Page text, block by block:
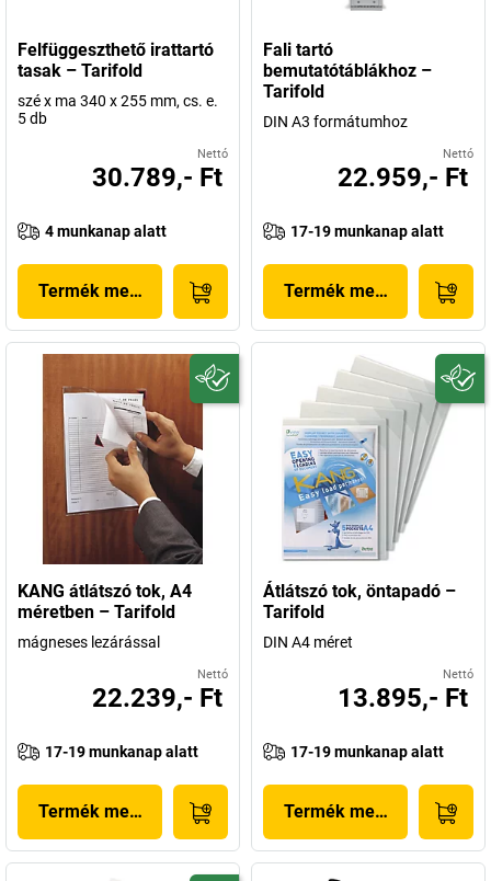
Felfüggeszthető irattartó
tasak – Tarifold
szé x ma 340 x 255 mm, cs. e.
5 db
Nettó
30.789,- Ft
4 munkanap alatt
Termék megjelenítése
Fali tartó
bemutatótáblákhoz –
Tarifold
DIN A3 formátumhoz
Nettó
22.959,- Ft
17-19 munkanap alatt
Termék megjelenítése
KANG átlátszó tok, A4
méretben – Tarifold
mágneses lezárással
Nettó
22.239,- Ft
17-19 munkanap alatt
Termék megjelenítése
Átlátszó tok, öntapadó –
Tarifold
DIN A4 méret
Nettó
13.895,- Ft
17-19 munkanap alatt
Termék megjelenítése